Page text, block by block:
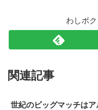
わしボ
関連記事
世紀のビッグマッチは